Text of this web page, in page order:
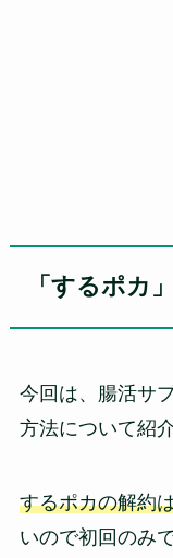
「するポカ
今回は、腸活サ
方法について紹
するポカの解約
いので初回のみ